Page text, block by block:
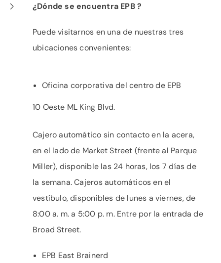
¿Dónde se encuentra EPB ?
Puede visitarnos en una de nuestras tres
ubicaciones convenientes:
Oficina corporativa del centro de EPB
10 Oeste ML King Blvd.
Cajero automático sin contacto en la acera,
en el lado de Market Street (frente al Parque
Miller), disponible las 24 horas, los 7 días de
la semana. Cajeros automáticos en el
vestíbulo, disponibles de lunes a viernes, de
8:00 a. m. a 5:00 p. m. Entre por la entrada de
Broad Street.
EPB East Brainerd